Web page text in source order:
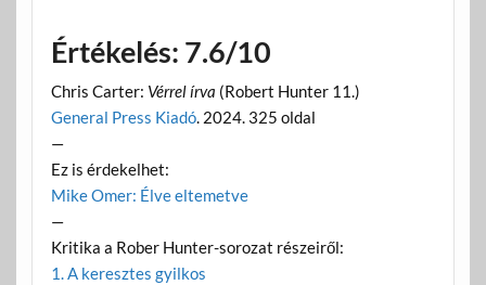
Értékelés: 7.6/10
Chris Carter: Vérrel írva (Robert Hunter 11.)
General Press Kiadó. 2024. 325 oldal
—
Ez is érdekelhet:
Mike Omer: Élve eltemetve
—
Kritika a Rober Hunter-sorozat részeiről:
1. A keresztes gyilkos